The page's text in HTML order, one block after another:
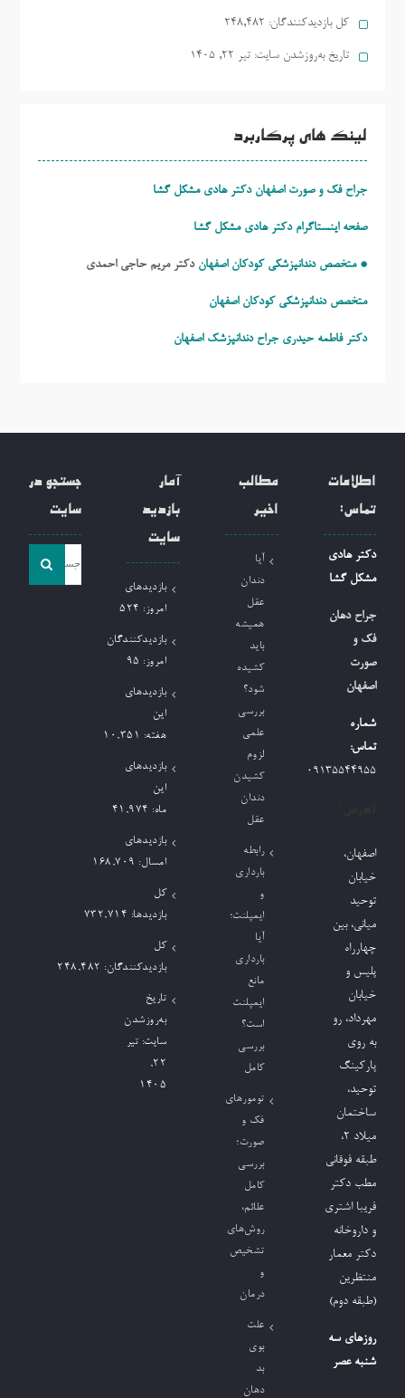
کل بازدیدکنند‌گان: 248,482
تاریخ به‌روزشدن سایت: تیر ۲۲, ۱۴۰۵
لینک های پرکاربرد
جراح فک و صورت اصفهان دکتر هادی مشکل گشا
صفحه اینستاگرام دکتر هادی مشکل گشا
* متخصص دندانپزشکی کودکان اصفهان دکتر مریم حاجی احمدی
متخصص دندانپزشکی کودکان اصفهان
دکتر فاطمه حیدری جراح دندانپزشک اصفهان
اطلاعات
تماس:
دکتر هادی
مشکل گشا
جراح دهان
فک و
صورت
اصفهان
شماره
تماس:
09135544955
اصفهان،
خیابان
توحید
میانی، بین
چهارراه
پلیس و
خیابان
مهرداد، رو
به روی
پارکینگ
توحید،
ساختمان
میلاد ٢،
طبقه فوقانی
مطب دکتر
فریبا اشتری
و داروخانه
دکتر معمار
منتظرین
(طبقه دوم)
روزهای سه
شنبه عصر
مطالب
اخیر
آیا
دندان
عقل
همیشه
باید
کشیده
شود؟
بررسی
علمی
لزوم
کشیدن
دندان
عقل
رابطه
بارداری
و
ایمپلنت؛
آیا
بارداری
مانع
ایمپلنت
است؟
بررسی
کامل
تومورهای
فک و
صورت؛
بررسی
کامل
علائم،
روش‌های
تشخیص
و
درمان
علت
بوی
بد
دهان
آمار
بازدید
سایت
بازدیدهای
امروز: 524
بازدیدکنندگان
امروز: 95
بازدیدهای
این
هفته: 10,351
بازدیدهای
این
ماه: 41,974
بازدیدهای
امسال: 168,709
کل
بازدیدها: 732,714
کل
بازدیدکنند‌گان: 248,482
تاریخ
به‌روزشدن
سایت: تیر
۲۲,
۱۴۰۵
جستجو در
سایت